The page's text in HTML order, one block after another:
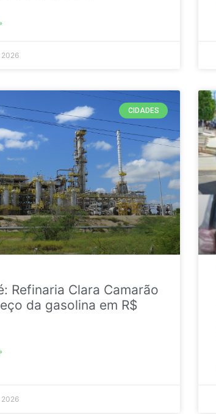
2026
CIDADES
Refinaria Clara Camarão
da gasolina em R$
2026